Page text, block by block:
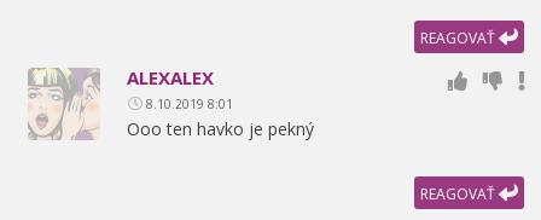
REAGOVAŤ
ALEXALEX
8.10.2019 8:01
Ooo ten havko je pekný
REAGOVAŤ